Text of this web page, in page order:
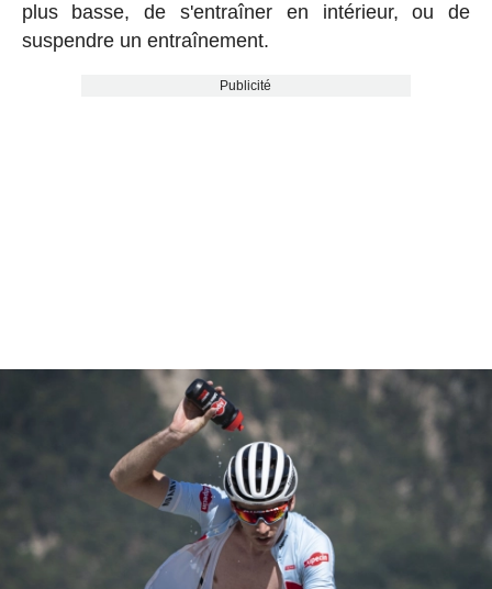
plus basse, de s'entraîner en intérieur, ou de
suspendre un entraînement.
Publicité